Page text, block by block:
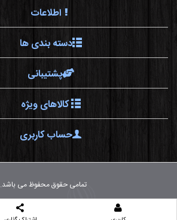
اطلاعات
دسته بندی ها
پشتیبانی
کالاهای ویژه
حساب کاربری
تمامی حقوق محفوظ می باشد.